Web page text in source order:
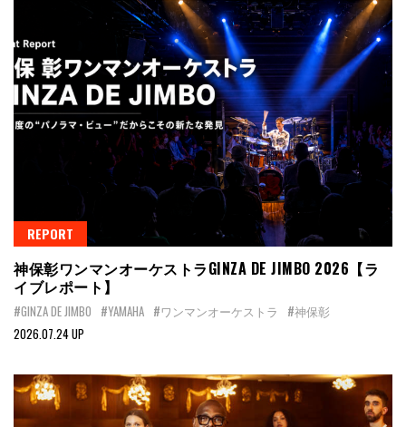
REPORT
神保彰ワンマンオーケストラGINZA DE JIMBO 2026【ラ
イブレポート】
#GINZA DE JIMBO #YAMAHA #ワンマンオーケストラ
#神保彰
2026.07.24 UP